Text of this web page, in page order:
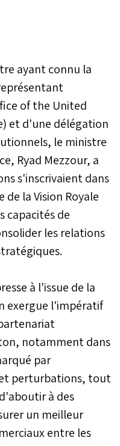
ayant connu la
of the United
et d'une délégation
le ministre
Ryad Mezzour, a
s'inscrivaient dans
la Vision Royale
capacités de
les relations
à l'issue de la
exergue l'impératif
notamment dans
par
perturbations, tout
à des
un meilleur
entre les